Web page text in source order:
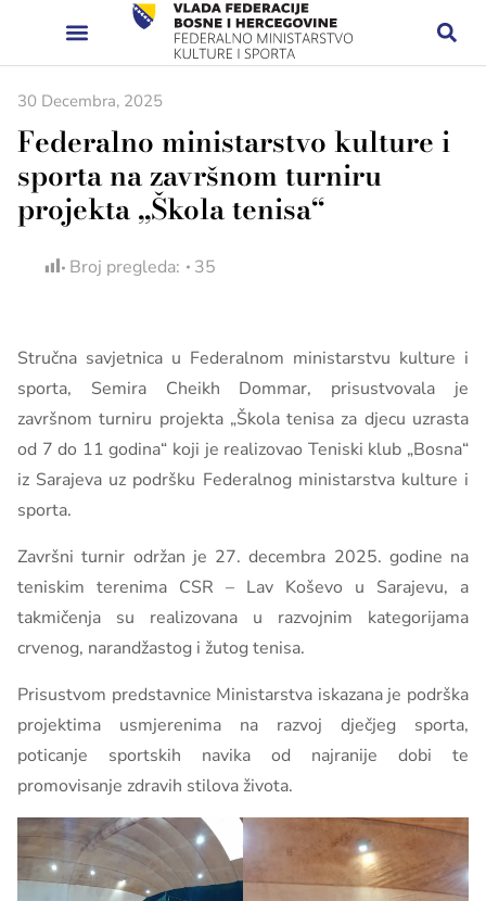
30 Decembra, 2025
Federalno ministarstvo kulture i
sporta na završnom turniru
projekta „Škola tenisa“
Broj pregleda: 35
Stručna savjetnica u Federalnom ministarstvu kulture i
sporta, Semira Cheikh Dommar, prisustvovala je
završnom turniru projekta „Škola tenisa za djecu uzrasta
od 7 do 11 godina“ koji je realizovao Teniski klub „Bosna“
iz Sarajeva uz podršku Federalnog ministarstva kulture i
sporta.
Završni turnir održan je 27. decembra 2025. godine na
teniskim terenima CSR – Lav Koševo u Sarajevu, a
takmičenja su realizovana u razvojnim kategorijama
crvenog, narandžastog i žutog tenisa.
Prisustvom predstavnice Ministarstva iskazana je podrška
projektima usmjerenima na razvoj dječjeg sporta,
poticanje sportskih navika od najranije dobi te
promovisanje zdravih stilova života.